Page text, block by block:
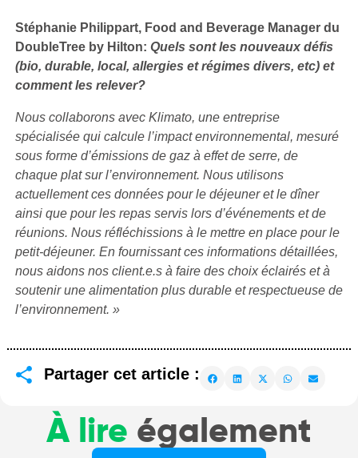
Stéphanie Philippart, Food and Beverage Manager du
DoubleTree by Hilton: Quels sont les nouveaux défis
(bio, durable, local, allergies et régimes divers, etc) et
comment les relever?
Nous collaborons avec Klimato, une entreprise
spécialisée qui calcule l’impact environnemental, mesuré
sous forme d’émissions de gaz à effet de serre, de
chaque platsur l’environnement. Nous utilisons
actuellement ces données pour le déjeuner et le dîner
ainsi que pour les repas servis lors d’événements et de
réunions. Nous réfléchissions à le mettre en place pour le
petit-déjeuner. En fournissant ces informations détaillées,
nous aidons nos client.e.s à faire des choix éclairés et à
soutenir une alimentation plus durable et respectueuse de
l’environnement. »
Partager cet article :
À lire également